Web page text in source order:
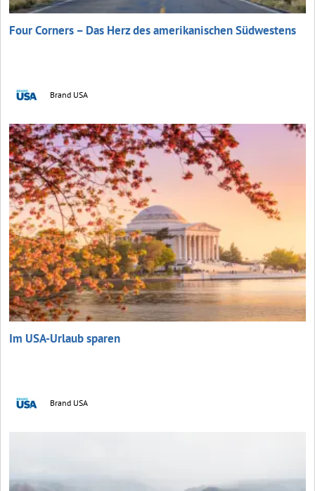
Four Corners – Das Herz des amerikanischen Südwestens
Brand USA
Im USA-Urlaub sparen
Brand USA